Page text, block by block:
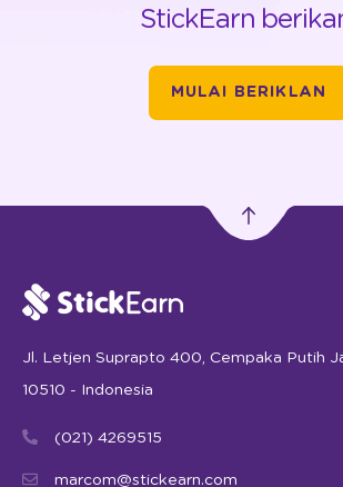
StickEarn
MULAI BERIKLAN
Jl. Letjen Suprapto 400, Cempaka Putih
10510 - Indonesia
(021) 4269515
marcom@stickearn.com